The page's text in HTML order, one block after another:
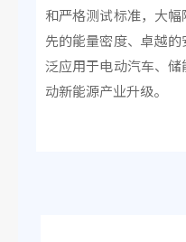
和严格测试标准，大
先的能量密度、卓越
泛应用于电动汽车、
动新能源产业升级。